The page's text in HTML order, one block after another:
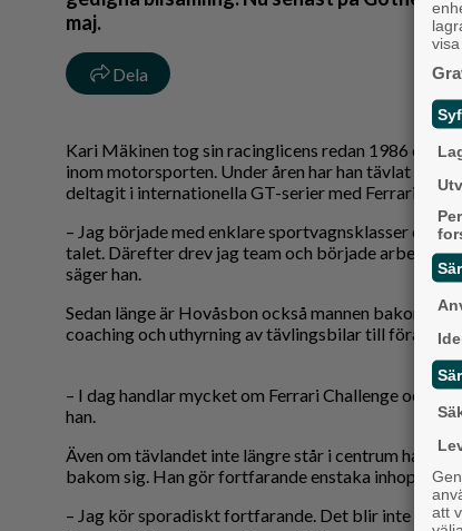
maj.
Dela
Kari Mäkinen tog sin racinglicens redan 1986 och
inom motorsporten. Under åren har han tävlat i
deltagit i internationella GT-serier med Ferrari.
– Jag började med enklare sportvagnsklasser och
talet. Därefter drev jag team och började arbeta
säger han.
Sedan länge är Hovåsbon också mannen bakom
coaching och uthyrning av tävlingsbilar till förare
– I dag handlar mycket om Ferrari Challenge och
han.
Även om tävlandet inte längre står i centrum har
bakom sig. Han gör fortfarande enstaka inhopp i
– Jag kör sporadiskt fortfarande. Det blir inte helaatt